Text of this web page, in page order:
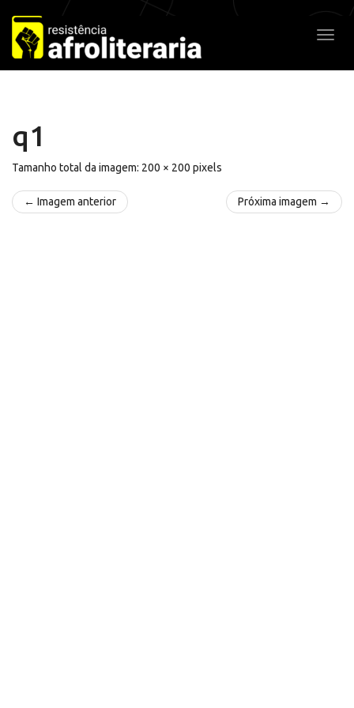
Pular
para
o
conteúdo
q1
Tamanho total da imagem: 200 × 200 pixels
← Imagem anterior Próxima imagem →